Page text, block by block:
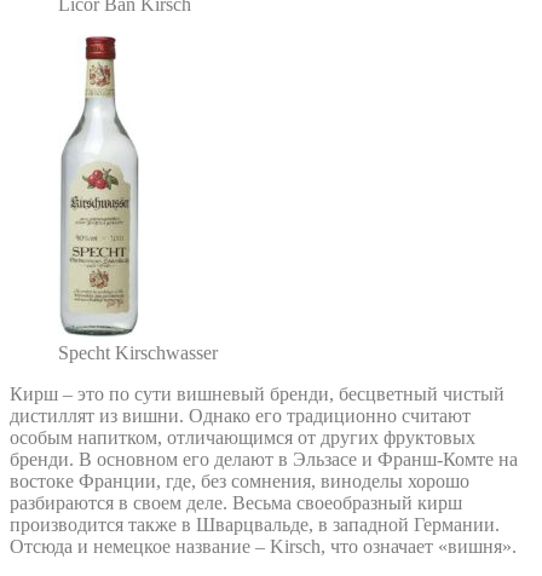
Licor Ban Kirsch
Specht Kirschwasser
Кирш – это по сути вишневый бренди, бесцветный чистый
дистиллят из вишни. Однако его традиционно считают
особым напитком, отличающимся от других фруктовых
бренди. В основном его делают в Эльзасе и Франш-Комте на
востоке Франции, где, без сомнения, виноделы хорошо
разбираются в своем деле. Весьма своеобразный кирш
производится также в Шварцвальде, в западной Германии.
Отсюда и немецкое название – Kirsch, что означает «вишня».